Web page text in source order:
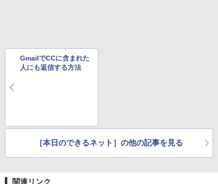
GmailでCCに含まれた
人にも返信する方法
［本日のできるネット］の他の記事を見る
関連リンク